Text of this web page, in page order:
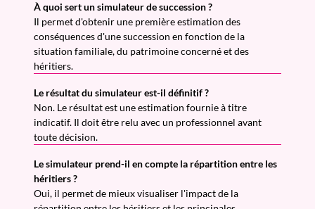
À quoi sert un simulateur de succession ?
Il permet d'obtenir une première estimation des
conséquences d'une succession en fonction de la
situation familiale, du patrimoine concerné et des
héritiers.
Le résultat du simulateur est-il définitif ?
Non. Le résultat est une estimation fournie à titre
indicatif. Il doit être relu avec un professionnel avant
toute décision.
Le simulateur prend-il en compte la répartition entre les
héritiers ?
Oui, il permet de mieux visualiser l'impact de la